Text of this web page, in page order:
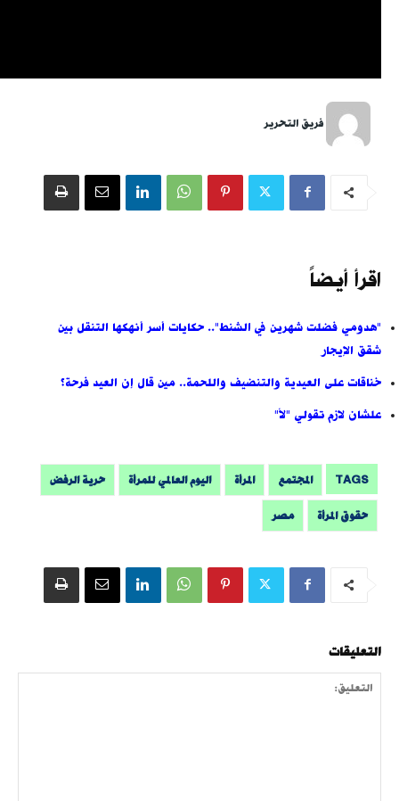
فريق التحرير
اقرأ أيضاً
"هدومي فضلت شهرين في الشنط".. حكايات أسر أنهكها التنقل بين
شقق الإيجار
خناقات على العيدية والتنضيف واللحمة.. مين قال إن العيد فرحة؟
علشان لازم تقولي "لأ"
TAGS المجتمع المرأة اليوم العالمي للمرأة حرية الرفض
حقوق المرأة مصر
التعليقات